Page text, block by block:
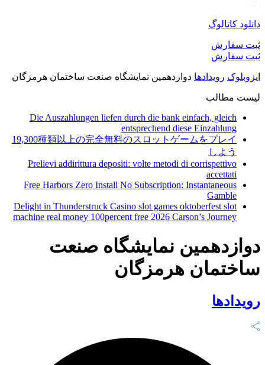
دانلود کاتالوگ
ثبت سفارش
ثبت سفارش
ایزوبلوک رویدادها دوازدهمین نمایشگاه صنعت ساختمان هرمزگان
لیست مطالب
Die Auszahlungen liefen durch die bank einfach, gleich
entsprechend diese Einzahlung
19,300種類以上の完全無料のスロットゲームをプレイ
しよう
Prelievi addirittura depositi: volte metodi di corrispettivo
accettati
Free Harbors Zero Install No Subscription: Instantaneous
Gamble
Delight in Thunderstruck Casino slot games oktoberfest slot
machine real money 100percent free 2026 Carson’s Journey
دوازدهمین نمایشگاه صنعت
ساختمان هرمزگان
رویدادها